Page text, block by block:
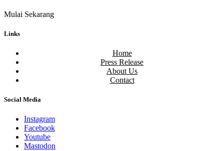
Mulai Sekarang
Links
Home
Press Release
About Us
Contact
Social Media
Instagram
Facebook
Youtube
Mastodon